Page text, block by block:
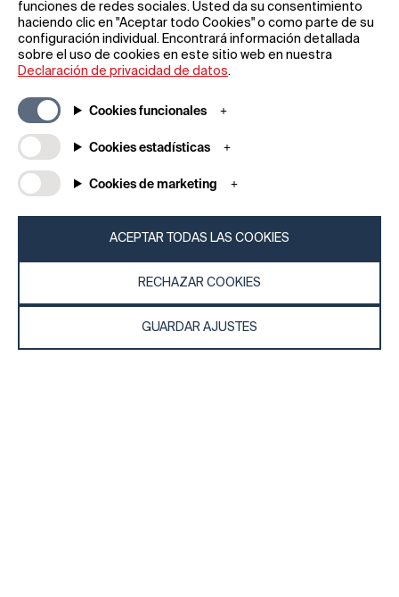
funciones de redes sociales. Usted da su consentimiento
haciendo clic en "Aceptar todo Cookies" o como parte de su
configuración individual. Encontrará información detallada
sobre el uso de cookies en este sitio web en nuestra
Declaración de privacidad de datos.
Cookies funcionales
Cookies estadísticas
Cookies de marketing
GUARDAR AJUSTES
RECHAZAR COOKIES
ACEPTAR TODAS LAS COOKIES
Suscríbase a nuestra newsletter
REGÍSTRESE